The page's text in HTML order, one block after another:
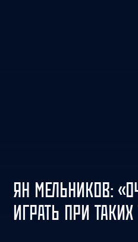
ЯН МЕЛЬНИКОВ:
ИГРАТЬ ПРИ